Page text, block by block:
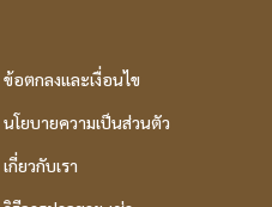
ข้อตกลงและเงื่อนไข
นโยบายความเป็นส่วนตัว
เกี่ยวกับเรา